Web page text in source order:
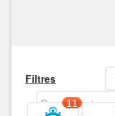
Filtres
Decroissant
11